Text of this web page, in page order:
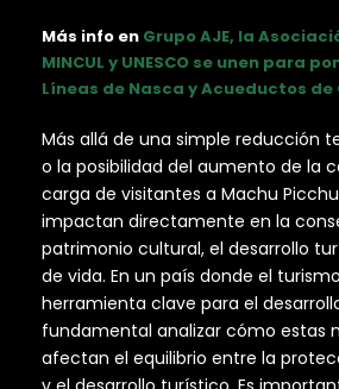
Más info en Grupo AJE, la
MINCUL y UNESCO se unen para
Líneas de Nasca y Acueductos
Más allá de una simple reducción
o la posibilidad del aumento de la
carga de visitantes a Machu
impactan directamente en la
patrimonio cultural, el desarrollo
de vida. En un país donde el
herramienta clave para el
fundamental analizar cómo estas
afectan el equilibrio entre la